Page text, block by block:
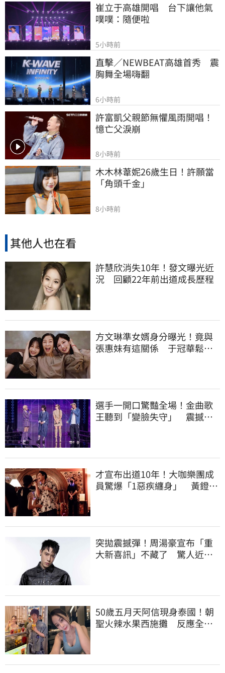
崔立于高雄開唱　台下讓他氣
噗噗：隨便啦
5小時前
直擊／NEWBEAT高雄首秀　震
胸舞全場嗨翻
6小時前
許富凱父親節無懼風雨開唱！
憶亡父淚崩
8小時前
木木林葦妮26歲生日！許願當
「角頭千金」
8小時前
其他人也在看
許慧欣消失10年！發文曝光近
況 回顧22年前出道成長歷程
方文琳準女婿身分曝光！竟與
張惠妹有這關係 于冠華鬆口
選手一開口驚豔全場！金曲歌
王聽到「變臉失守」 震撼畫
才宣布出道10年！大咖樂團成
員驚爆「1惡疾纏身」 黃鐙輝
突拋震撼彈！周湯豪宣布「重
大新喜訊」不藏了 驚人近況
50歲五月天阿信現身泰國！朝
聖火辣水果西施攤 反應全曝